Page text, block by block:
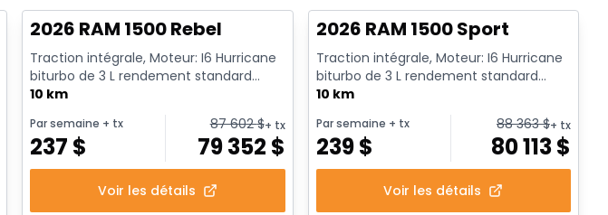
2026 RAM 1500 Rebel
Traction intégrale, Moteur: I6 Hurricane
biturbo de 3 L rendement standard
avec arrêt au ralenti - 6...
10 km
Par semaine + tx
237 $
87 602$+ tx
79 352 $
Voir les détails
2026 RAM 1500 Sport
Traction intégrale, Moteur: I6 Hurricane
biturbo de 3 L rendement standard
avec arrêt au ralenti - 6...
10 km
Par semaine + tx
239$
88 363$+ tx
80 113$
Voir les détails